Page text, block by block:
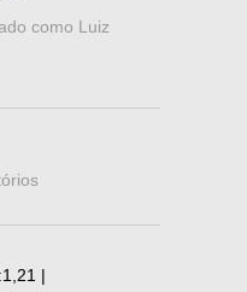
como Luiz
|